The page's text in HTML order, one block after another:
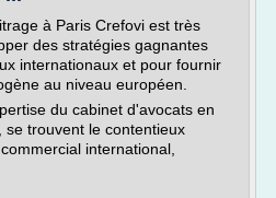
à Paris Crefovi est très
des stratégies gagnantes
internationaux et pour fournir
au niveau européen.
du cabinet d'avocats en
trouvent le contentieux
international,